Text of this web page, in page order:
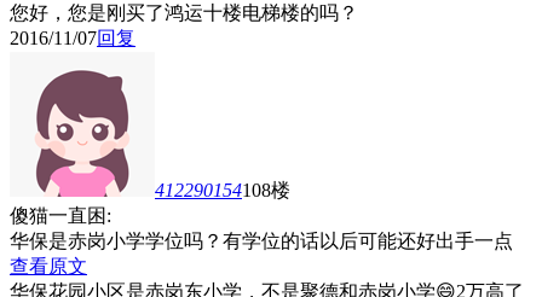
您好，您是刚买了鸿运十楼电梯楼的吗？
2016/11/07回复
412290154108楼
傻猫一直困:
华保是赤岗小学学位吗？有学位的话以后可能还好出手一点
查看原文
华保花园小区是赤岗东小学，不是聚德和赤岗小学😄2万高了